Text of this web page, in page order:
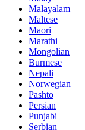
Malayalam
Maltese
Maori
Marathi
Mongolian
Burmese
Nepali
Norwegian
Pashto
Persian
Punjabi
Serbian